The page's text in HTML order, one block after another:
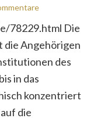
78229.html Die
die Angehörigen
des
in das
konzentriert
die